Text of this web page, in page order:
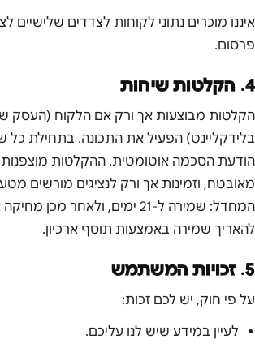
איננו מוכרים נתוני לקוחות לצדדים שלישיים
פרסום.
4. הקלטות שיחות
הקלטות מבוצעות אך ורק אם הלקוח
בלידקליינט) הפעיל את התכונה. בתחילת
הודעת הסכמה אוטומטית. ההקלטות
מאובטח, וזמינות אך ורק לנציגים מורשים
המחדל: שמירה ל-21 ימים, ולאחר
להאריך שמירה באמצעות תוסף ארכיון.
5. זכויות המשתמש
על פי חוק, יש לכם זכות:
לעיין במידע שיש לנו עליכם.